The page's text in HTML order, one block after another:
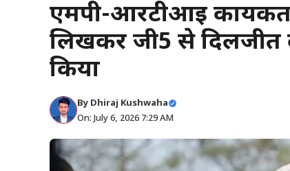
एमपी-आरटीआई
लिखकर जी5 से दिलजीत
किया
By Dhiraj Kushwaha
On: July 6, 2026 7:29 AM